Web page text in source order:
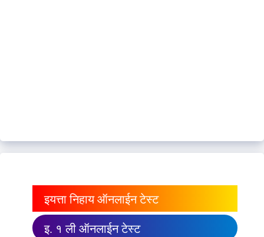
इयत्ता निहाय ऑनलाईन टेस्ट
इ. १ ली ऑनलाईन टेस्ट